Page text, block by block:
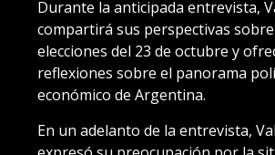
Durante la anticipada entrevista,
compartirá sus perspectivas
elecciones del 23 de octubre y
reflexiones sobre el panorama
económico de Argentina.
En un adelanto de la entrevista,